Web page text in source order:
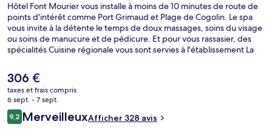
Hôtel Font Mourier vous installe à moins de 10 minutes de route de
points d'intérêt comme Port Grimaud et Plage de Cogolin. Le spa
vous invite à la détente le temps de doux massages, soins du visage
ou soins de manucure et de pédicure. Et pour vous rassasier, des
spécialités Cuisine régionale vous sont servies à l'établissement La
autres petits avantages de cet hébergement figurent un bar en
bord de piscine, un court de tennis extérieur, et une terrasse.
Le
prix
actuel
est
de
306 €
taxes et frais compris
6 sept. - 7 sept.
Avis
voyageurs
9,29,2 sur 10
MerveilleuxAfficher 328 avis